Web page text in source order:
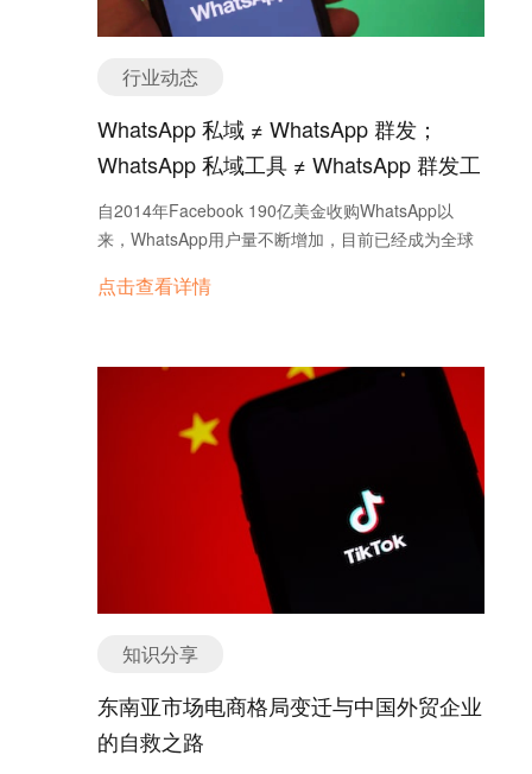
Plate） 钢管（Steel Pipe） 钢卷（Steel Coil） 钢筋
（Hot Rolled Steel） 镀锌钢（Galvanized Steel）
不锈钢（Stainless Steel） 应用领域关键词： 建筑用
钢材（Construction Steel） 汽车用钢材
（Automotive Steel） 造船用钢材（Shipbuilding
Steel） 机械制造用钢材（Machinery Steel） 贸易相
关关键词： 钢材出口（Steel Export） 钢材供应商
Manufacturer） 钢材批发（Steel Wholesale） 2.
行业动态
WhatsApp 私域 ≠ WhatsApp 群发；
WhatsApp 私域工具 ≠ WhatsApp 群发工
具
自2014年Facebook 190亿美金收购WhatsApp以
来，WhatsApp用户量不断增加，目前已经成为全球
绝大多数国家都是市占率第一的产品。
点击查看详情
知识分享
东南亚市场电商格局变迁与中国外贸企业
的自救之路